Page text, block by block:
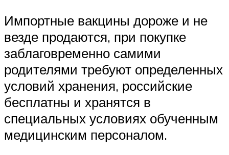
Импортные вакцины дороже и не
везде продаются, при покупке
заблаговременно самими
родителями требуют определенных
условий хранения, российские
бесплатны и хранятся в
специальных условиях обученным
медицинским персоналом.